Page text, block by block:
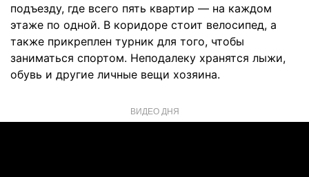
подъезду, где всего пять квартир — на каждом
этаже по одной. В коридоре стоит велосипед, а
также прикреплен турник для того, чтобы
заниматься спортом. Неподалеку хранятся лыжи,
обувь и другие личные вещи хозяина.
ВИДЕО ДНЯ